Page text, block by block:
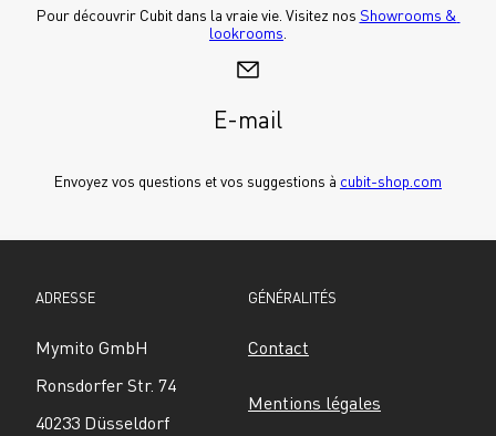
Pour découvrir Cubit dans la vraie vie. Visitez nos Showrooms &
lookrooms
E-mail
Envoyez vos questions et vos suggestions à cubit-shop.com
ADRESSE
Mymito GmbH
Ronsdorfer Str. 74
40233 Düsseldorf
GÉNÉRALITÉS
Contact
Mentions légales